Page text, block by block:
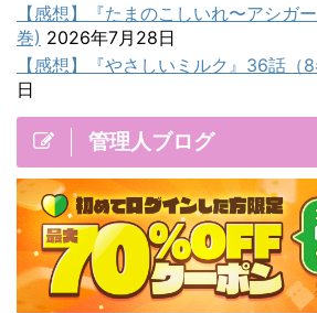
【感想】『たまのこしいれ〜アシガ
巻) 2026年7月28日
【感想】『やさしいミルク』36話（8
日
管理人ブログ